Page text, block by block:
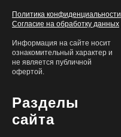
Политика конфиденциальности
Согласие на обработку данных
Информация на сайте носит
ознакомительный характер и
не является публичной
офертой.
Разделы
сайта